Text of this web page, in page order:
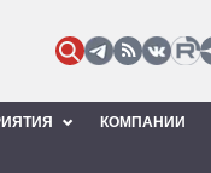
КОМПАНИИ